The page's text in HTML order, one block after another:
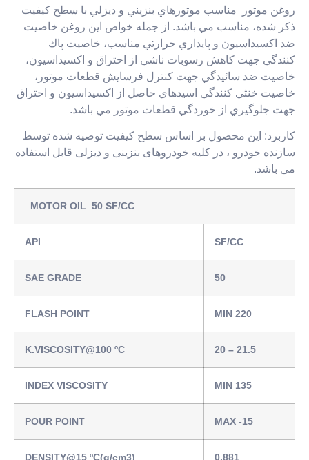
موتور مناسب موتورهاي بنزيني و ديزلي با سطح کیفیت
شده، مناسب مي باشد. از جمله خواص اين روغن خاصيت
و پايداري حرارتي مناسب، خاصيت پاك
جهت كاهش رسوبات ناشي از احتراق و اكسيداسيون،
ضد سائيدگي جهت كنترل فرسايش قطعات موتور،
خنثي كنندگي اسيدهاي حاصل از اكسيداسيون و احتراق
جلوگيري از خوردگي قطعات موتور مي باشد.
این محصول بر اساس سطح کیفیت توصیه شده توسط
خودرو ، در کلیه خودروهای بنزینی و دیزلی قابل استفاده
MOTOR OIL 50 SF/CC
SAE GRADE
FLASH POINT MIN 220
K.VISCOSITY@100 ºC 20 – 21.5
INDEX VISCOSITY MIN 135
POUR POINT MAX -15
DENSITY@15 ºC(g/cm3)